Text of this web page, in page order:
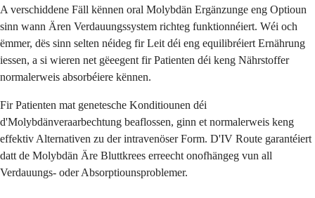
A verschiddene Fäll kënnen oral Molybdän Ergänzunge eng Optioun
sinn wann Ären Verdauungssystem richteg funktionnéiert. Wéi och
ëmmer, dës sinn selten néideg fir Leit déi eng equilibréiert Ernährung
iessen, a si wieren net gëeegent fir Patienten déi keng Nährstoffer
normalerweis absorbéiere kënnen.
Fir Patienten mat genetesche Konditiounen déi
d'Molybdänveraarbechtung beaflossen, ginn et normalerweis keng
effektiv Alternativen zu der intravenöser Form. D'IV Route garantéiert
datt de Molybdän Äre Bluttkrees erreecht onofhängeg vun all
Verdauungs- oder Absorptiounsproblemer.